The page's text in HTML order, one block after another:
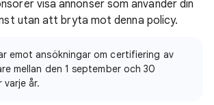
visa annonser som använder din
utan att bryta mot denna policy.
emot ansökningar om certifiering av
mellan den 1 september och 30
varje år.